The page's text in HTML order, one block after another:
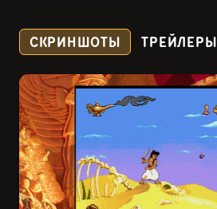
СКРИНШОТЫ ТРЕЙЛЕРЫ